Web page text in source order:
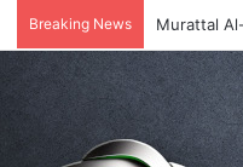
Breaking News CIRI-CIRI